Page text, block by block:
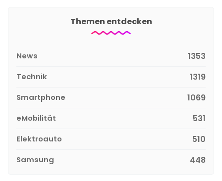
Themen entdecken
News 1353
Technik 1319
Smartphone 1069
eMobilität 531
Elektroauto 510
Samsung 448